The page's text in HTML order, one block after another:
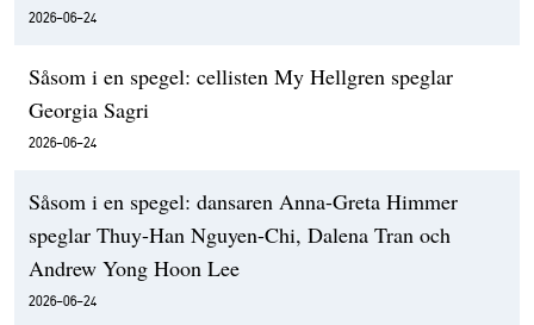
2026-06-24
Såsom i en spegel: cellisten My Hellgren speglar
Georgia Sagri
2026-06-24
Såsom i en spegel: dansaren Anna-Greta Himmer
speglar Thuy-Han Nguyen-Chi, Dalena Tran och
Andrew Yong Hoon Lee
2026-06-24